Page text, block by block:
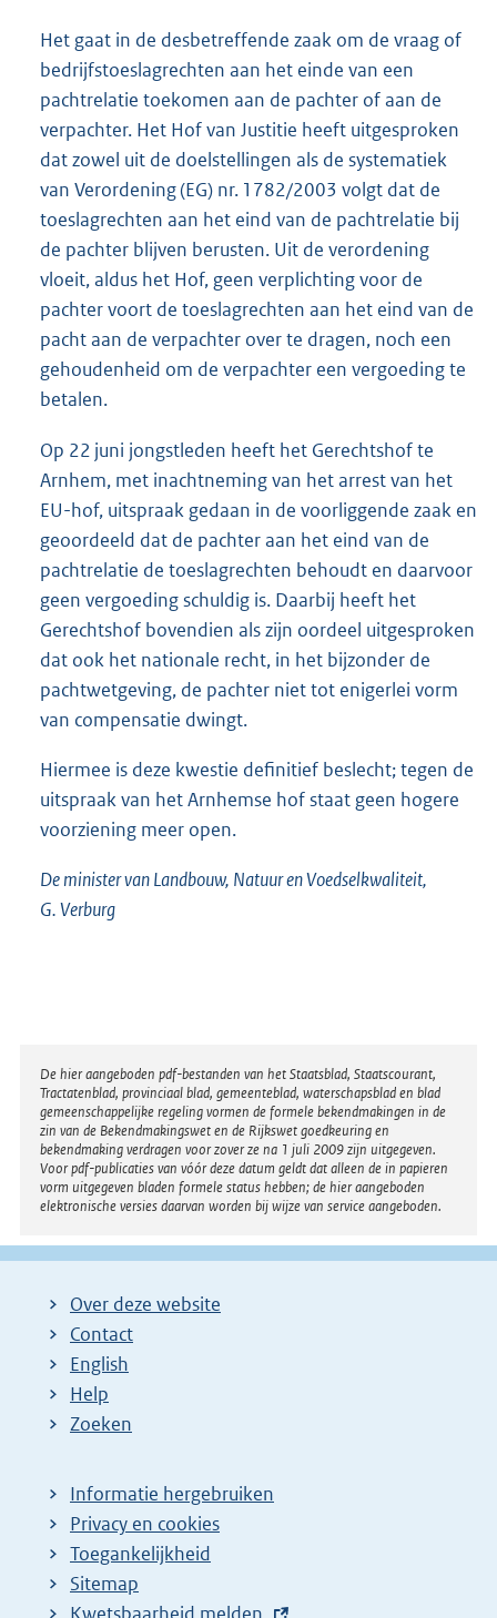
Het gaat in de desbetreffende zaak om de vraag of
bedrijfstoeslagrechten aan het einde van een
pachtrelatie toekomen aan de pachter of aan de
verpachter. Het Hof van Justitie heeft uitgesproken
dat zowel uit de doelstellingen als de systematiek
van Verordening (EG) nr. 1782/2003 volgt dat de
toeslagrechten aan het eind van de pachtrelatie bij
de pachter blijven berusten. Uit de verordening
vloeit, aldus het Hof, geen verplichting voor de
pachter voort de toeslagrechten aan het eind van de
pacht aan de verpachter over te dragen, noch een
gehoudenheid om de verpachter een vergoeding te
betalen.
Op 22 juni jongstleden heeft het Gerechtshof te
Arnhem, met inachtneming van het arrest van het
EU-hof, uitspraak gedaan in de voorliggende zaak en
geoordeeld dat de pachter aan het eind van de
pachtrelatie de toeslagrechten behoudt en daarvoor
geen vergoeding schuldig is. Daarbij heeft het
Gerechtshof bovendien als zijn oordeel uitgesproken
dat ook het nationale recht, in het bijzonder de
pachtwetgeving, de pachter niet tot enigerlei vorm
van compensatie dwingt.
Hiermee is deze kwestie definitief beslecht; tegen de
uitspraak van het Arnhemse hof staat geen hogere
voorziening meer open.
De minister van Landbouw, Natuur en Voedselkwaliteit,
G. Verburg
Disclaimer
De hier aangeboden pdf-bestanden van het Staatsblad, Staatscourant,
Tractatenblad, provinciaal blad, gemeenteblad, waterschapsblad en blad
gemeenschappelijke regeling vormen de formele bekendmakingen in de
zin van de Bekendmakingswet en de Rijkswet goedkeuring en
bekendmaking verdragen voor zover ze na 1 juli 2009 zijn uitgegeven.
Voor pdf-publicaties van vóór deze datum geldt dat alleen de in papieren
vorm uitgegeven bladen formele status hebben; de hier aangeboden
elektronische versies daarvan worden bij wijze van service aangeboden.
Over deze website
Contact
English
Help
Zoeken
Informatie hergebruiken
Privacy en cookies
Toegankelijkheid
Sitemap